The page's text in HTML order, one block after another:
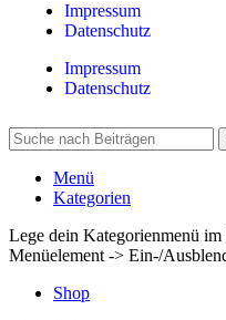
Impressum
Datenschutz
Impressum
Datenschutz
Menü
Kategorien
Lege dein Kategorienmenü
Menüelement -> Ein-/
Shop